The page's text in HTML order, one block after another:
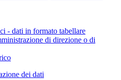
- dati in formato tabellare
di direzione o di
dei dati